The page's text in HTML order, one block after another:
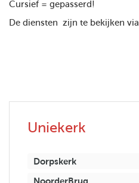
Cursief = gepasserd!
De diensten zijn te bekijken via
Uniekerk
Dorpskerk
NoorderBrug